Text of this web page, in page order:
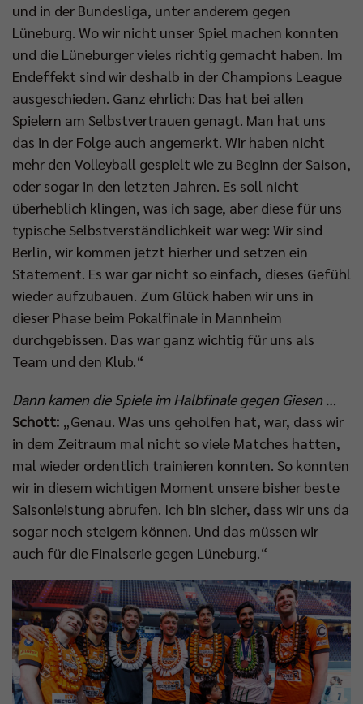
und in der Bundesliga, unter anderem gegen
Lüneburg. Wo wir nicht unser Spiel machen konnten
und die Lüneburger vieles richtig gemacht haben. Im
Endeffekt sind wir deshalb in der Champions League
ausgeschieden. Ganz ehrlich: Das hat bei allen
Spielern am Selbstvertrauen genagt. Man hat uns
das in der Folge auch angemerkt. Wir haben nicht
mehr den Volleyball gespielt wie zu Beginn der Saison,
oder sogar in den letzten Jahren. Es soll nicht
überheblich klingen, was ich sage, aber diese für uns
typische Selbstverständlichkeit war weg: Wir sind
Berlin, wir kommen jetzt hierher und setzen ein
Statement. Es war gar nicht so einfach, dieses Gefühl
wieder aufzubauen. Zum Glück haben wir uns in
dieser Phase beim Pokalfinale in Mannheim
durchgebissen. Das war ganz wichtig für uns als
Team und den Klub.“
Dann kamen die Spiele im Halbfinale gegen Giesen …
Schott: „Genau. Was uns geholfen hat, war, dass wir
in dem Zeitraum mal nicht so viele Matches hatten,
mal wieder ordentlich trainieren konnten. So konnten
wir in diesem wichtigen Moment unsere bisher beste
Saisonleistung abrufen. Ich bin sicher, dass wir uns da
sogar noch steigern können. Und das müssen wir
auch für die Finalserie gegen Lüneburg.“